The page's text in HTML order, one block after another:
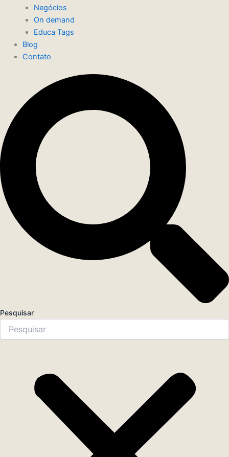
Negócios
On demand
Educa Tags
Blog
Contato
Pesquisar